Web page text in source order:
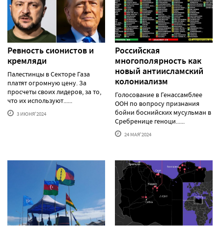
Ревность сионистов и
кремляди
Палестинцы в Секторе Газа
платят огромную цену. За
просчеты своих лидеров, за то,
что их используют......
3 ИЮНЯ'2024
Российская
многополярность как
новый антиисламский
колониализм
Голосование в Генассамблее
ООН по вопросу признания
бойни боснийских мусульман в
Сребренице геноци......
24 МАЯ'2024